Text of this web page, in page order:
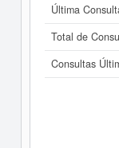
Última
Total de
Consultas